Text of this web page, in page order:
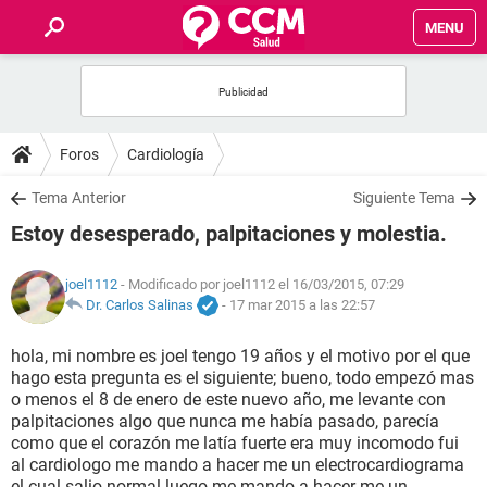
MENU
FOROS
SALUD
FAMILIA
NUTRICIÓN
BIENESTAR
SEXUALIDAD
GLOSARIO
Foros Cardiología
Tema Anterior Siguiente Tema
Estoy desesperado, palpitaciones y molestia.
joel1112 - Modificado por joel1112 el 16/03/2015, 07:29
Dr. Carlos Salinas
- 17 mar 2015 a las 22:57
hola, mi nombre es joel tengo 19 años y el motivo por el que
hago esta pregunta es el siguiente; bueno, todo empezó mas
o menos el 8 de enero de este nuevo año, me levante con
palpitaciones algo que nunca me había pasado, parecía
como que el corazón me latía fuerte era muy incomodo fui
al cardiologo me mando a hacer me un electrocardiograma